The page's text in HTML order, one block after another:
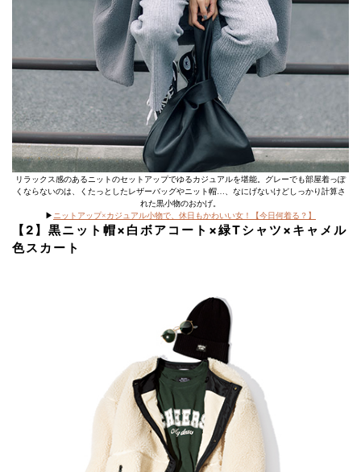
リラックス感のあるニットのセットアップでゆるカジュアルを堪能。グレーでも部屋着っぽ
くならないのは、くたっとしたレザーバッグやニット帽…、なにげないけどしっかり計算さ
れた黒小物のおかげ。
▶︎ ニットアップ×カジュアル小物で、休日もかわいい女！【今日何着る？】
【2】黒ニット帽×白ボアコート×緑Tシャツ×キャメル
色スカート